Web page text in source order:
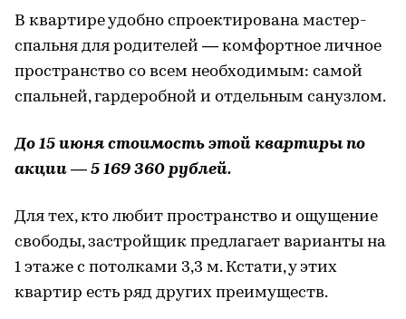
В квартире удобно спроектирована мастер-
спальня для родителей — комфортное личное
пространство со всем необходимым: самой
спальней, гардеробной и отдельным санузлом.
До 15 июня стоимость этой квартиры по
акции — 5 169 360 рублей.
Для тех, кто любит пространство и ощущение
свободы, застройщик предлагает варианты на
1 этаже с потолками 3,3 м. Кстати, у этих
квартир есть ряд других преимуществ.